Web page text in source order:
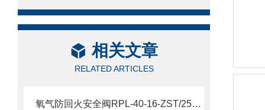
相关文章
RELATED ARTICLES
氧气防回火安全阀RPL-40-16-ZST/250/FL说明